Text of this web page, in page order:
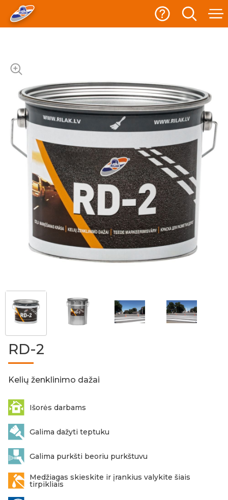
RD-2
Kelių ženklinimo dažai
Išorės darbams
Galima dažyti teptuku
Galima purkšti beoriu purkštuvu
Medžiagas skieskite ir įrankius valykite šiais
tirpikliais